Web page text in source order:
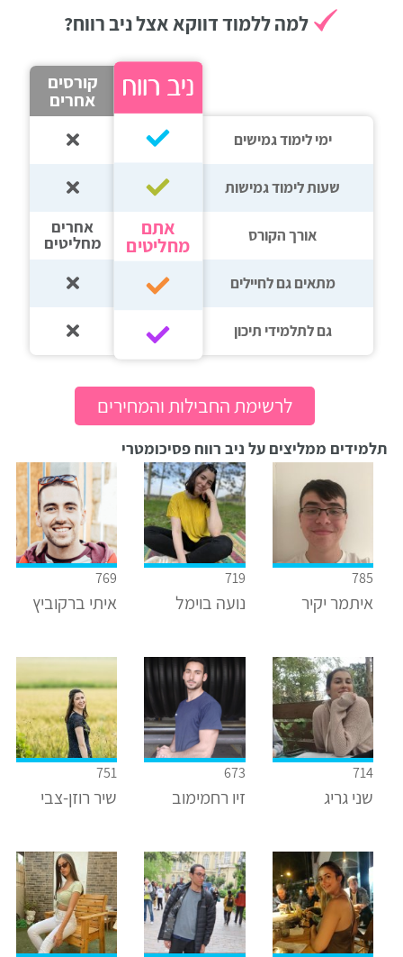
ממליצים
לימודים
למה ללמוד דווקא אצל ניב רווח?
ימי לימוד גמישים
שעות לימוד גמישות
אורך הקורס
מתאים גם לחיילים
גם לתלמידי תיכון‎‏
אתם
מחליטים
קורסים
אחרים
אחרים
מחליטים
לרשימת החבילות והמחירים
תלמידים ממליצים על ניב רווח פסיכומטרי
785
איתמר יקיר
719
נועה בוימל
769
איתי ברקוביץ
714
שני גריג
673
זיו רחמימוב
751
שיר רוזן-צבי